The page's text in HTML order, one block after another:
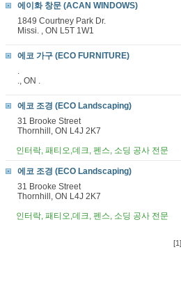
에이화 창문 (ACAN WINDOWS)
1849 Courtney Park Dr.
Missi. , ON L5T 1W1
에코 가구 (ECO FURNITURE)
.
., ON .
에코 조경 (ECO Landscaping)
31 Brooke Street
Thornhill, ON L4J 2K7
인터락, 패티오,데크, 펜스, 소딩 공사 전문
에코 조경 (ECO Landscaping)
31 Brooke Street
Thornhill, ON L4J 2K7
인터락, 패티오,데크, 펜스, 소딩 공사 전문
[1]